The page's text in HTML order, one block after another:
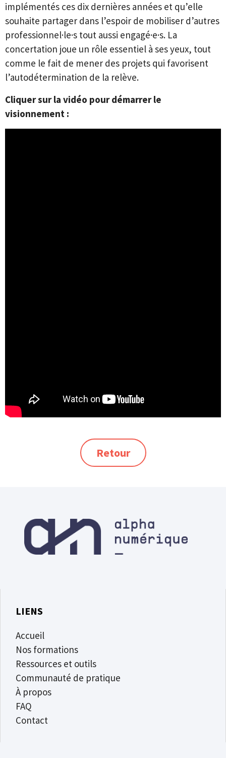
implémentés ces dix dernières années et qu’elle
souhaite partager dans l’espoir de mobiliser d’autres
professionnel·le·s tout aussi engagé·e·s. La
concertation joue un rôle essentiel à ses yeux, tout
comme le fait de mener des projets qui favorisent
l’autodétermination de la relève.
Cliquer sur la vidéo pour démarrer le
visionnement :
Retour
LIENS
Accueil
Nos formations
Ressources et outils
Communauté de pratique
À propos
FAQ
Contact